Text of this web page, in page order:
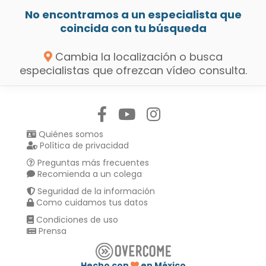
No encontramos a un especialista que
coincida con tu búsqueda
Cambia la localización o busca
especialistas que ofrezcan vídeo consulta.
Quiénes somos
Política de privacidad
Preguntas más frecuentes
Recomienda a un colega
Seguridad de la información
Como cuidamos tus datos
Condiciones de uso
Prensa